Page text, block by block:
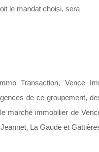
le mandat choisi, sera
Transaction, Vence
de ce groupement,
marché immobilier de
La Gaude et